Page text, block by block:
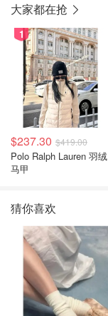
大家都在抢
1
$237.30 $419.00
Polo Ralph Lauren 羽绒
马甲
猜你喜欢